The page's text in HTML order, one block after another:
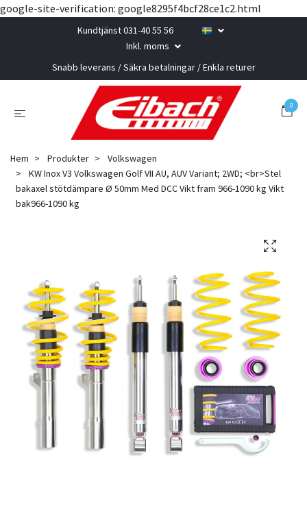
google-site-verification: google8295f4bcf28ce1c2.html
Kundtjänst 031-40 55 56
Inkl. moms
Snabb leverans / Säkra betalningar / Enkla returer
0
Hem Produkter
Volkswagen
KW Inox V3 Volkswagen Golf VII AU, AUV Variant; 2WD; <br>Stel
bakaxel stötdämpare Ø 50mm Med DCC Vikt fram 966-1090 kg Vikt
bak966-1090 kg